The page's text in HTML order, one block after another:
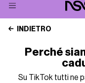
INDIETRO
Perché
Su TikTok tutti ne